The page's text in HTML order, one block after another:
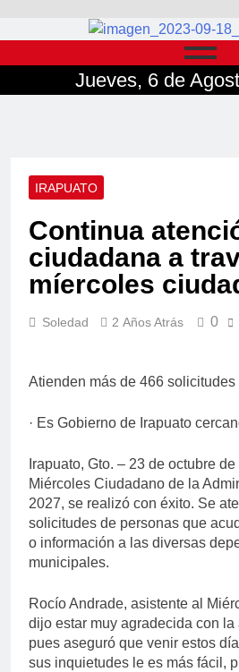
Jueves, 6 de
IRAPUATO
Continua
ciudadana a
míercoles
Soledad 2 Años Atrás 0
Atienden más de 466 solicitudes
· Es Gobierno de Irapuato
Irapuato, Gto. – 23 de octubre
Miércoles Ciudadano de la
2027, se realizó con éxito. Se
solicitudes de personas que
o información a las diversas
municipales.
Rocío Andrade, asistente al
dijo estar muy agradecida con
pues aseguró que venir estos
sus inquietudes le es más fácil,